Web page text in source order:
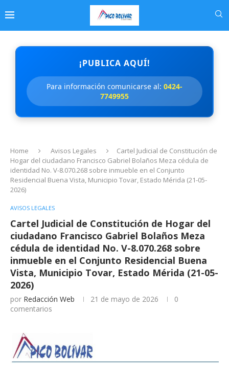
¡PUBLICA AQUÍ!
Para información comunicarse al: 0424-
7749955
Home Avisos Legales
Cartel Judicial de Constitución de
Hogar del ciudadano Francisco Gabriel Bolaños Meza cédula de
identidad No. V-8.070.268 sobre inmueble en el Conjunto
Residencial Buena Vista, Municipio Tovar, Estado Mérida (21-05-
2026)
AVISOS LEGALES
Cartel Judicial de Constitución de Hogar del
ciudadano Francisco Gabriel Bolaños Meza
cédula de identidad No. V-8.070.268 sobre
inmueble en el Conjunto Residencial Buena
Vista, Municipio Tovar, Estado Mérida (21-05-
2026)
por Redacción Web 21 de mayo de 2026
0
comentarios